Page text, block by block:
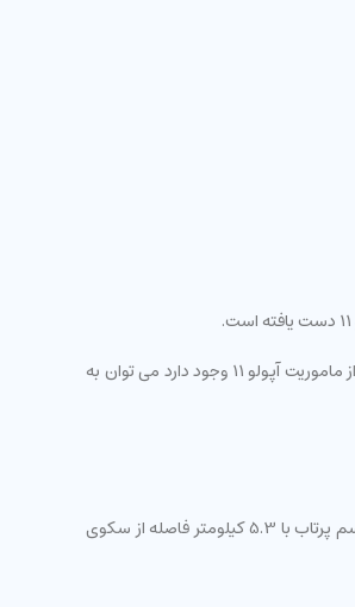
ماه جولای به دلیل در بر داشتن چهلمین سالگرد قدم گذاشتن انسان به ماه از اهمیت ویژه ای برای جهان نجوم و فضانوردی به شمار می رود. در میان پرونده ها و اطلاعاتی که از ماموریت آپولو 11 وجود دارد می توان به
راکتهای "زحل" فضاپیمای آپولو به اندازه ای زیاد سوخت داشتند و ناسا احتمال می داد این راکتها در مراحل اولیه پرتاب دچار انفجار شوند. به همین دلیل جایگاه ویژه ناظران مراسم پرتاب با 5.3 کیلومتر فاصله از سکوی